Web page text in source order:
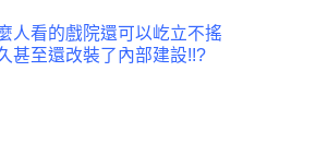
人看的戲院還可以屹立不搖
甚至還改裝了內部建設!!?